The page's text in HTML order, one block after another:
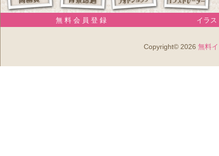
無 料 会 員 登 録 イラス
Copyright© 2026 無料